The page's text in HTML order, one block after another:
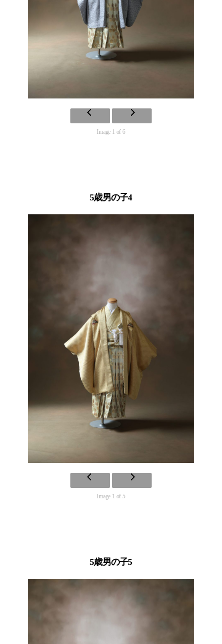
Image 1 of 6
5歳男の子4
Image 1 of 5
5歳男の子5